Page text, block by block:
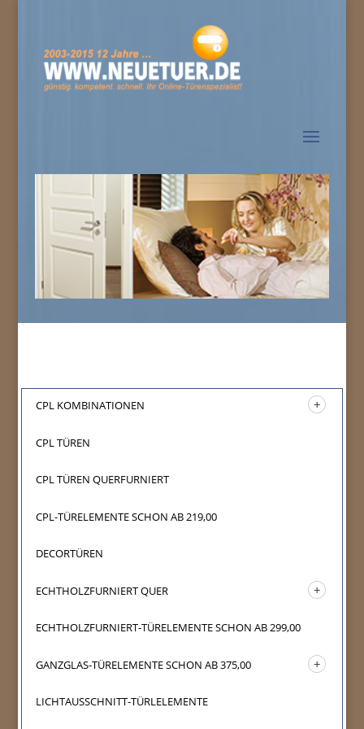
CPL KOMBINATIONEN
CPL TÜREN
CPL TÜREN QUERFURNIERT
CPL-TÜRELEMENTE SCHON AB 219,00
DECORTÜREN
ECHTHOLZFURNIERT QUER
ECHTHOLZFURNIERT-TÜRELEMENTE SCHON AB 299,00
GANZGLAS-TÜRELEMENTE SCHON AB 375,00
LICHTAUSSCHNITT-TÜRLELEMENTE